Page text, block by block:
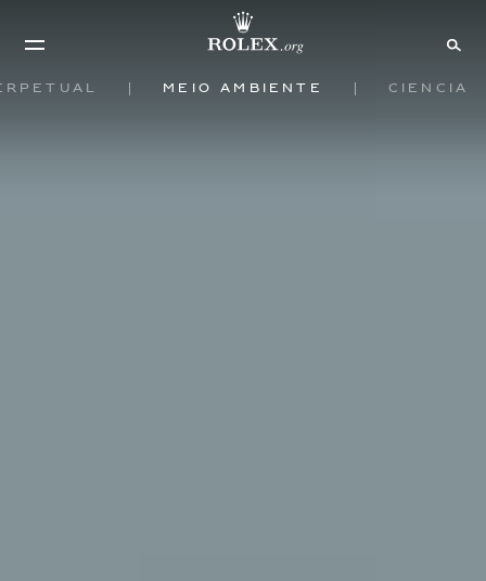
Meio ambiente Ciência